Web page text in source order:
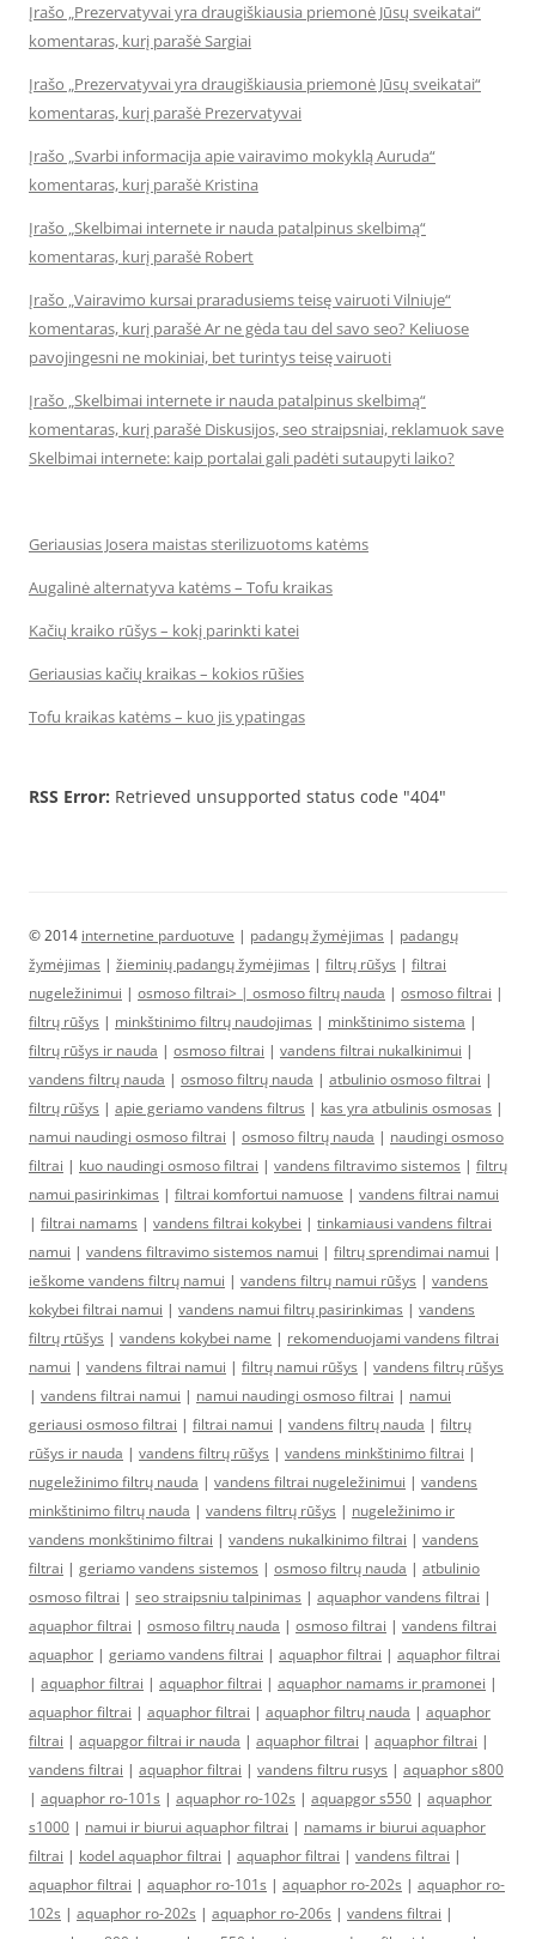
Įrašo „Prezervatyvai yra draugiškiausia priemonė Jūsų sveikatai“
komentaras, kurį parašė Sargiai
Įrašo „Prezervatyvai yra draugiškiausia priemonė Jūsų sveikatai“
komentaras, kurį parašė Prezervatyvai
Įrašo „Svarbi informacija apie vairavimo mokyklą Auruda“
komentaras, kurį parašė Kristina
Įrašo „Skelbimai internete ir nauda patalpinus skelbimą“
komentaras, kurį parašė Robert
Įrašo „Vairavimo kursai praradusiems teisę vairuoti Vilniuje“
komentaras, kurį parašė Ar ne gėda tau del savo seo? Keliuose
pavojingesni ne mokiniai, bet turintys teisę vairuoti
Įrašo „Skelbimai internete ir nauda patalpinus skelbimą“
komentaras, kurį parašė Diskusijos, seo straipsniai, reklamuok save
Skelbimai internete: kaip portalai gali padėti sutaupyti laiko?
Geriausias Josera maistas sterilizuotoms katėms
Augalinė alternatyva katėms – Tofu kraikas
Kačių kraiko rūšys – kokį parinkti katei
Geriausias kačių kraikas – kokios rūšies
Tofu kraikas katėms – kuo jis ypatingas
RSS Error: Retrieved unsupported status code "404"
© 2014 internetine parduotuve | padangų žymėjimas | padangų
žymėjimas | žieminių padangų žymėjimas | filtrų rūšys | filtrai
nugeležinimui | osmoso filtrai> | osmoso filtrų nauda | osmoso filtrai |
filtrų rūšys | minkštinimo filtrų naudojimas | minkštinimo sistema |
filtrų rūšys ir nauda | osmoso filtrai | vandens filtrai nukalkinimui |
vandens filtrų nauda | osmoso filtrų nauda | atbulinio osmoso filtrai |
filtrų rūšys | apie geriamo vandens filtrus | kas yra atbulinis osmosas |
namui naudingi osmoso filtrai | osmoso filtrų nauda | naudingi osmoso
filtrai | kuo naudingi osmoso filtrai | vandens filtravimo sistemos | filtrų
namui pasirinkimas | filtrai komfortui namuose | vandens filtrai namui
| filtrai namams | vandens filtrai kokybei | tinkamiausi vandens filtrai
namui | vandens filtravimo sistemos namui | filtrų sprendimai namui |
ieškome vandens filtrų namui | vandens filtrų namui rūšys | vandens
kokybei filtrai namui | vandens namui filtrų pasirinkimas | vandens
filtrų rtūšys | vandens kokybei name | rekomenduojami vandens filtrai
namui | vandens filtrai namui | filtrų namui rūšys | vandens filtrų rūšys
| vandens filtrai namui | namui naudingi osmoso filtrai | namui
geriausi osmoso filtrai | filtrai namui | vandens filtrų nauda | filtrų
rūšys ir nauda | vandens filtrų rūšys | vandens minkštinimo filtrai |
nugeležinimo filtrų nauda | vandens filtrai nugeležinimui | vandens
minkštinimo filtrų nauda | vandens filtrų rūšys | nugeležinimo ir
vandens monkštinimo filtrai | vandens nukalkinimo filtrai | vandens
filtrai | geriamo vandens sistemos | osmoso filtrų nauda | atbulinio
osmoso filtrai | seo straipsniu talpinimas | aquaphor vandens filtrai |
aquaphor filtrai | osmoso filtrų nauda | osmoso filtrai | vandens filtrai
aquaphor | geriamo vandens filtrai | aquaphor filtrai | aquaphor filtrai
| aquaphor filtrai | aquaphor filtrai | aquaphor namams ir pramonei |
aquaphor filtrai | aquaphor filtrai | aquaphor filtrų nauda | aquaphor
filtrai | aquapgor filtrai ir nauda | aquaphor filtrai | aquaphor filtrai |
vandens filtrai | aquaphor filtrai | vandens filtru rusys | aquaphor s800
| aquaphor ro-101s | aquaphor ro-102s | aquapgor s550 | aquaphor
s1000 | namui ir biurui aquaphor filtrai | namams ir biurui aquaphor
filtrai | kodel aquaphor filtrai | aquaphor filtrai | vandens filtrai |
aquaphor filtrai | aquaphor ro-101s | aquaphor ro-202s | aquaphor ro-
102s | aquaphor ro-202s | aquaphor ro-206s | vandens filtrai |